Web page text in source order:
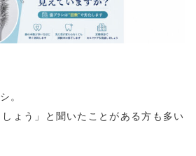
。
ょう」と聞いたことがある方も多い